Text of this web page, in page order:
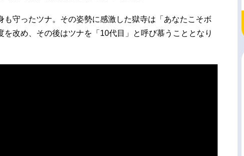
も守ったツナ。その姿勢に感激した獄寺は「あなたこそボ
を改め、その後はツナを「10代目」と呼び慕うこととなり